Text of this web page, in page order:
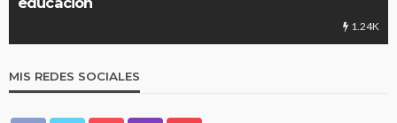
1.24K
MIS REDES SOCIALES